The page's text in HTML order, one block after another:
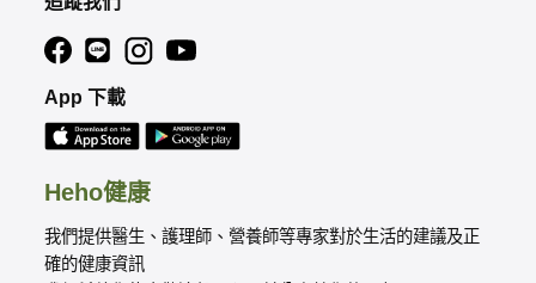
Heho健康
我們提供醫生、護理師、營養師等專家對於生活的建議及正
確的健康資訊
App 下載